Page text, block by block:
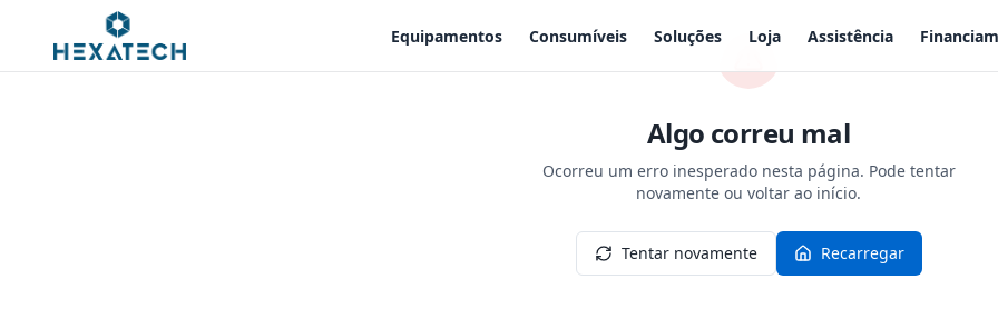
Equipamentos Consumíveis Soluções Loja Assistência
Algo correu mal
Ocorreu um erro inesperado nesta página. Pode tentar
novamente ou voltar ao início.
Tentar novamente Recarregar